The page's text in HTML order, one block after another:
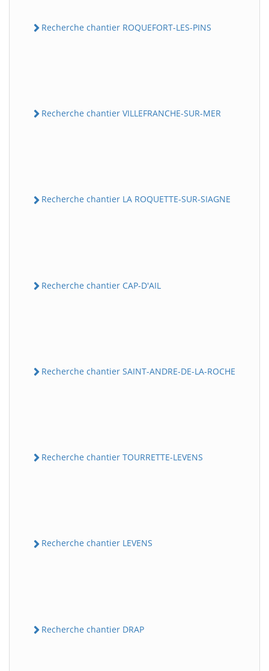
Recherche chantier ROQUEFORT-LES-PINS
Recherche chantier VILLEFRANCHE-SUR-MER
Recherche chantier LA ROQUETTE-SUR-SIAGNE
Recherche chantier CAP-D'AIL
Recherche chantier SAINT-ANDRE-DE-LA-ROCHE
Recherche chantier TOURRETTE-LEVENS
Recherche chantier LEVENS
Recherche chantier DRAP